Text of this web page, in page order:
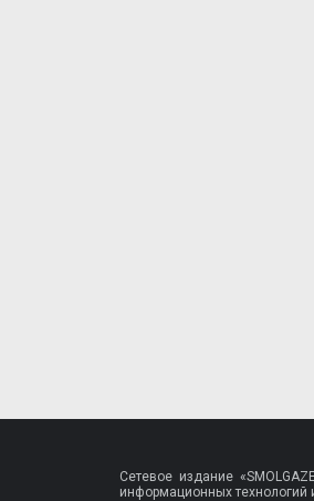
Сетевое издание
информационных